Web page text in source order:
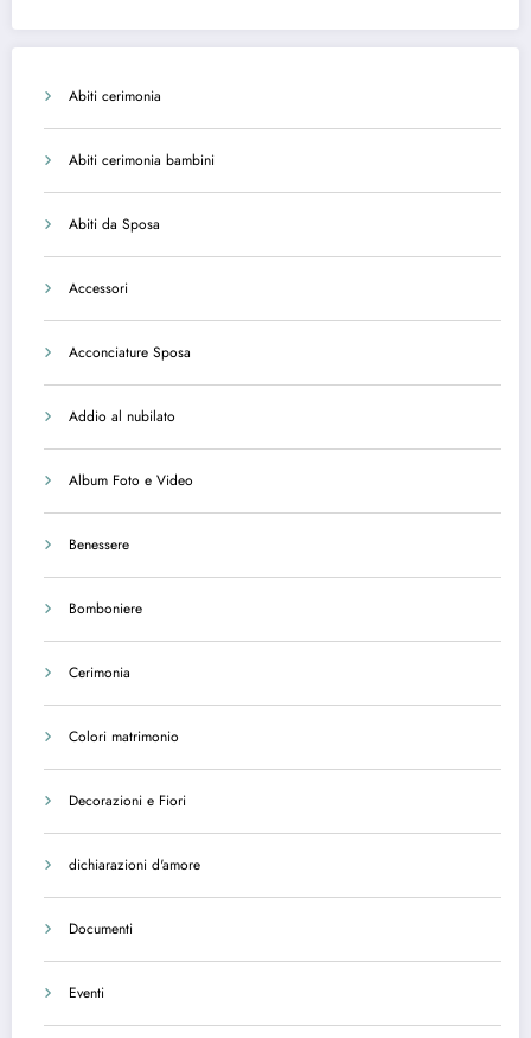
Abiti cerimonia
Abiti cerimonia bambini
Abiti da Sposa
Accessori
Acconciature Sposa
Addio al nubilato
Album Foto e Video
Benessere
Bomboniere
Cerimonia
Colori matrimonio
Decorazioni e Fiori
dichiarazioni d'amore
Documenti
Eventi